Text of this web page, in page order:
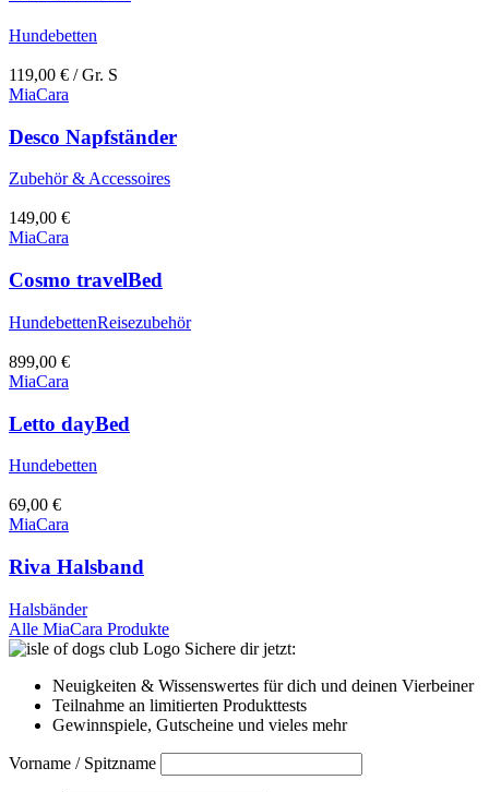
Hundebetten
119,00 € / Gr. S
MiaCara
Desco Napfständer
Zubehör & Accessoires
149,00 €
MiaCara
Cosmo travelBed
HundebettenReisezubehör
899,00 €
MiaCara
Letto dayBed
Hundebetten
69,00 €
MiaCara
Riva Halsband
Halsbänder
Alle MiaCara Produkte
Sichere dir jetzt:
Neuigkeiten & Wissenswertes für dich und deinen Vierbeiner
Teilnahme an limitierten Produkttests
Gewinnspiele, Gutscheine und vieles mehr
Vorname / Spitzname